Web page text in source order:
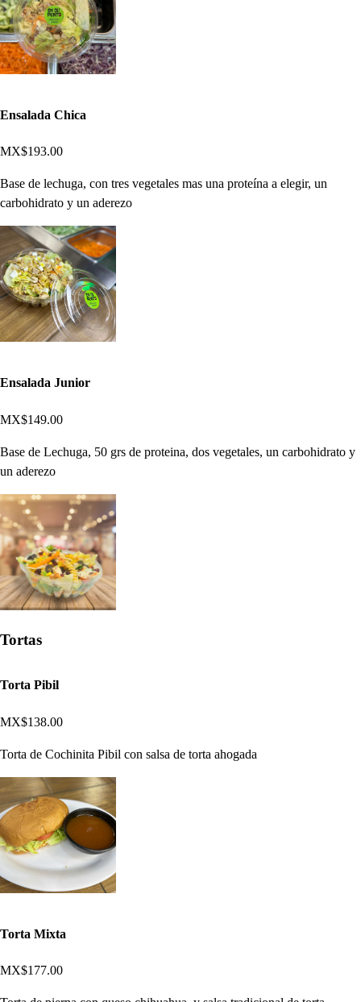
Ensalada Chica
MX$193.00
Base de lechuga, con tres vegetales mas una proteína a elegir, un
carbohidrato y un aderezo
Ensalada Junior
MX$149.00
Base de Lechuga, 50 grs de proteina, dos vegetales, un carbohidrato y
un aderezo
Tortas
Torta Pibil
MX$138.00
Torta de Cochinita Pibil con salsa de torta ahogada
Torta Mixta
MX$177.00